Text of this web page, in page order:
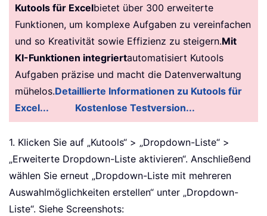
Kutools für Excelbietet über 300 erweiterte
Funktionen, um komplexe Aufgaben zu vereinfachen
und so Kreativität sowie Effizienz zu steigern.Mit
KI-Funktionen integriertautomatisiert Kutools
Aufgaben präzise und macht die Datenverwaltung
mühelos.Detaillierte Informationen zu Kutools für
Excel...
Kostenlose Testversion...
1. Klicken Sie auf „Kutools“ > „Dropdown-Liste“ >
„Erweiterte Dropdown-Liste aktivieren“. Anschließend
wählen Sie erneut „Dropdown-Liste mit mehreren
Auswahlmöglichkeiten erstellen“ unter „Dropdown-
Liste“. Siehe Screenshots: